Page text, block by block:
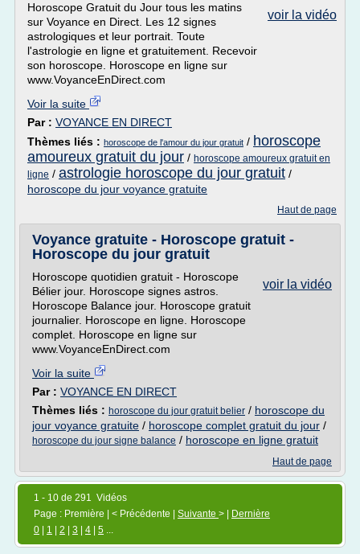
voir la vidéo
Horoscope Gratuit du Jour tous les matins
sur Voyance en Direct. Les 12 signes
astrologiques et leur portrait. Toute
l'astrologie en ligne et gratuitement. Recevoir
son horoscope. Horoscope en ligne sur
www.VoyanceEnDirect.com
Voir la suite
Par : VOYANCE EN DIRECT
Thèmes liés : horoscope de l'amour du jour gratuit / horoscope
amoureux gratuit du jour / horoscope amoureux gratuit en
ligne / astrologie horoscope du jour gratuit /
horoscope du jour voyance gratuite
Haut de page
Voyance gratuite - Horoscope gratuit -
Horoscope du jour gratuit
voir la vidéo
Horoscope quotidien gratuit - Horoscope
Bélier jour. Horoscope signes astros.
Horoscope Balance jour. Horoscope gratuit
journalier. Horoscope en ligne. Horoscope
complet. Horoscope en ligne sur
www.VoyanceEnDirect.com
Voir la suite
Par : VOYANCE EN DIRECT
Thèmes liés : horoscope du jour gratuit belier / horoscope du
jour voyance gratuite / horoscope complet gratuit du jour /
horoscope du jour signe balance / horoscope en ligne gratuit
Haut de page
1 - 10 de 291 Vidéos
Page : Première | < Précédente | Suivante > |
Dernière
0
1 2 3 4 5 ...